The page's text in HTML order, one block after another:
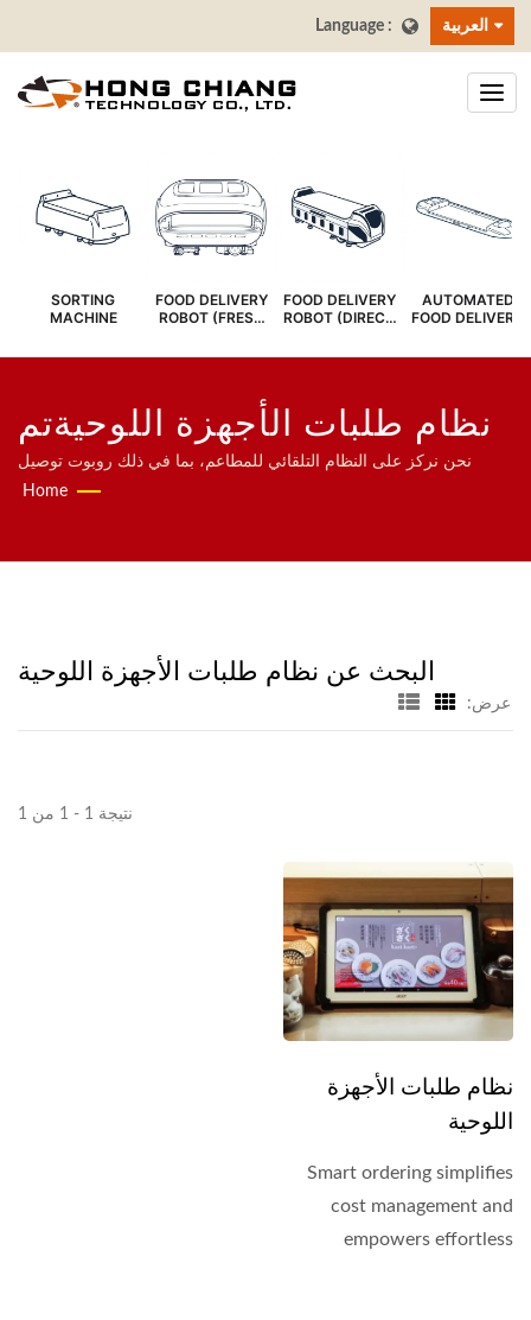
العربية
SORTING
MACHINE
FOOD DELIVERY
ROBOT (FRESH
FOOD DELIVERY
ROBOT (DIRECT
AUTOMATED
FOOD DELIVERY
نظام طلبات الأجهزة اللوحيةتم
البحث | حزام نقل بار السوشي
هونغ تشيانغ
نحن نركز على النظام التلقائي للمطاعم، بما في ذلك روبوت توصيل
الطعام، نظام القطار السريع، نظام الحزام الناقل، نظام حزام السوشي
Home
البحث عن نظام طلبات الأجهزة اللوحية
عرض:
نتيجة 1 - 1 من 1
نظام طلبات الأجهزة
اللوحية
Smart ordering simplifies
cost management and
empowers effortless